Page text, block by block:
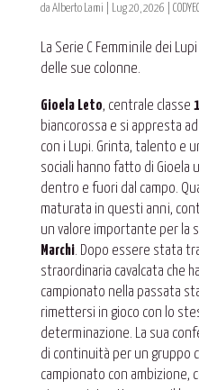
da Alberto Lami Lug 20, 2026
La Serie C Femminile dei
delle sue colonne.
Gioela Leto, centrale classe
biancorossa e si appresta
con i Lupi. Grinta, talento e
sociali hanno fatto di
dentro e fuori dal campo.
maturata in questi anni,
un valore importante per la
Marchi. Dopo essere stata
straordinaria cavalcata che
campionato nella passata
rimettersi in gioco con lo
determinazione. La sua
di continuità per un gruppo
campionato con ambizione,